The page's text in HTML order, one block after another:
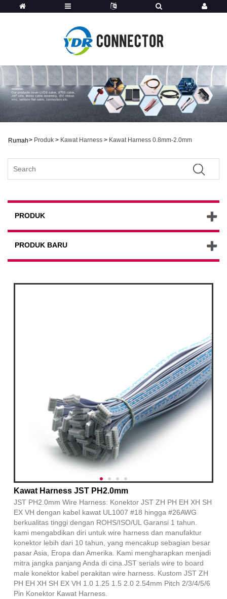
Rumah> Produk > Kawat Harness > Kawat Harness 0.8mm-2.0mm
PRODUK
PRODUK BARU
Kawat Harness JST PH2.0mm
JST PH2.0mm Wire Harness: Konektor JST ZH PH EH XH SH
EX VH dengan kabel kawat UL1007 #18 hingga #26AWG
berkualitas tinggi dengan ROHS/ISO/UL Garansi 1 tahun.
kami mengabdikan diri untuk wire harness dan manufaktur
konektor lebih dari 10 tahun, yang mencakup sebagian besar
pasar Asia, Eropa dan Amerika. Kami mengharapkan menjadi
mitra jangka panjang Anda di cina.JST serials wire to board
male konektor kabel perakitan wire harness. Kustom JST ZH
PH EH XH SH EX VH 1.0 1.25 1.5 2.0 2.54mm Pitch 2/3/4/5/6
Pin Konektor Kawat Harness.